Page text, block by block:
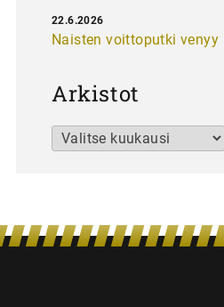
Naisten voittoputki venyy
22.6.2026
Arkistot
Arkistot